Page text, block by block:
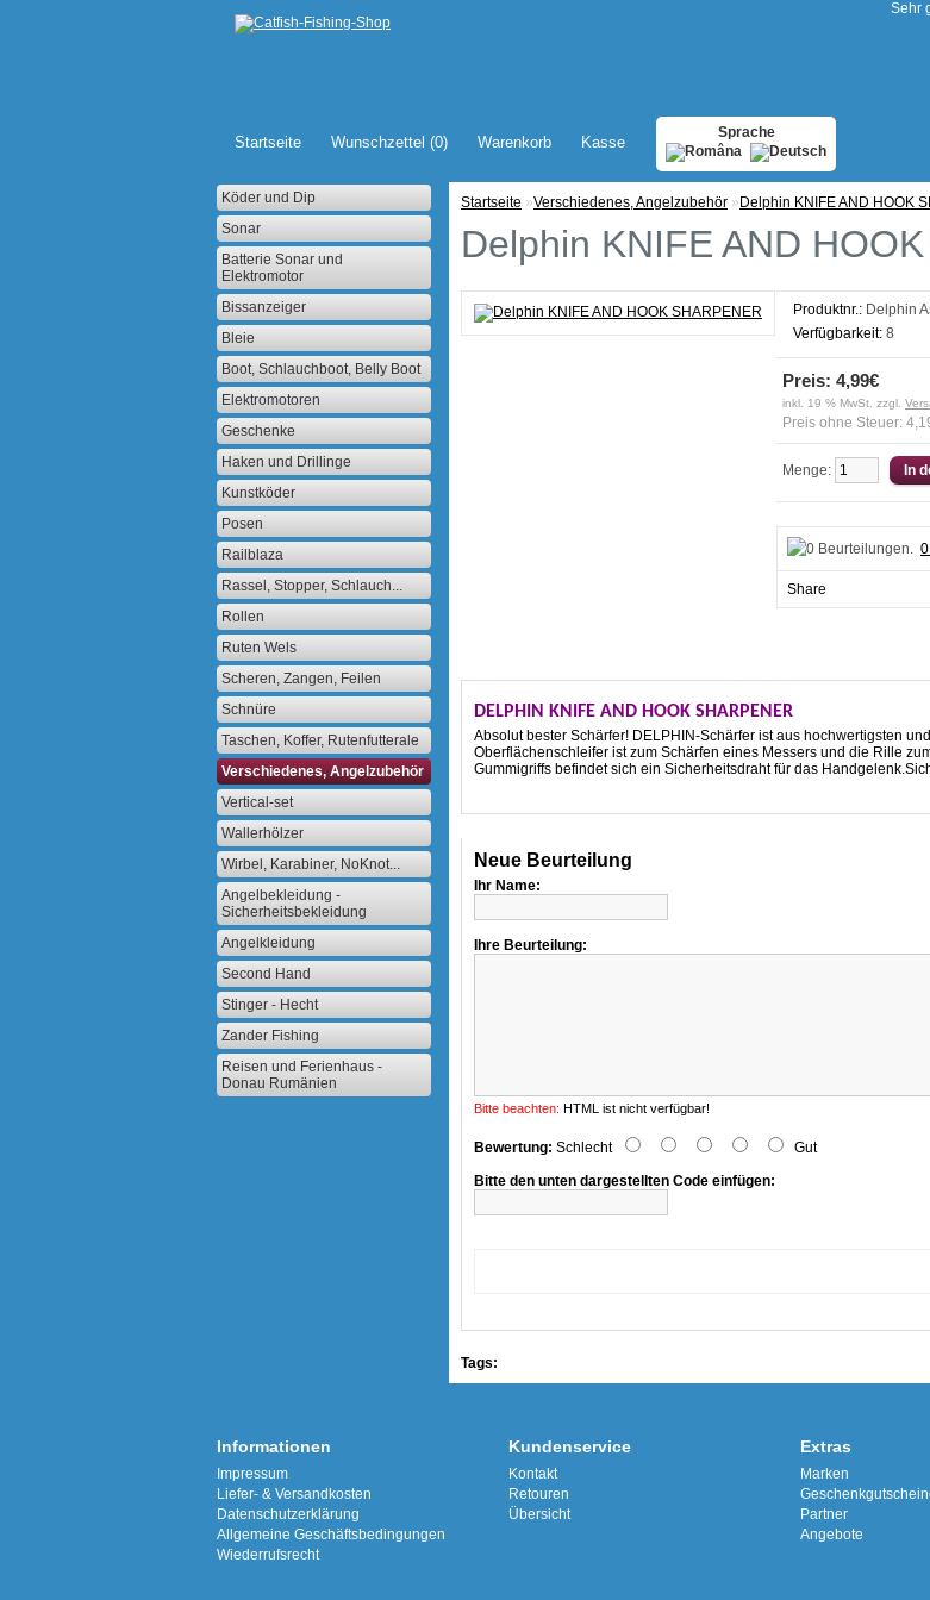
Sprache
Sehr
Startseite Wunschzettel (0) Warenkorb Kasse
Köder und Dip
Sonar
Batterie Sonar und
Elektromotor
Bissanzeiger
Bleie
Boot, Schlauchboot, Belly Boot
Elektromotoren
Geschenke
Haken und Drillinge
Kunstköder
Posen
Railblaza
Rassel, Stopper, Schlauch...
Rollen
Ruten Wels
Scheren, Zangen, Feilen
Schnüre
Taschen, Koffer, Rutenfutterale
Verschiedenes, Angelzubehör
Vertical-set
Wallerhölzer
Wirbel, Karabiner, NoKnot...
Angelbekleidung -
Sicherheitsbekleidung
Angelkleidung
Second Hand
Stinger - Hecht
Zander Fishing
Reisen und Ferienhaus -
Donau Rumänien
Startseite »Verschiedenes, Angelzubehör » Delphin KNIFE AND HOOK
Delphin KNIFE AND
Produktnr.: Delphin
Verfügbarkeit: 8
Preis: 4,99€
inkl. 19 % MwSt. zzgl.
Preis ohne Steuer:
Menge:
Share
DELPHIN KNIFE AND HOOK SHARPENER
Absolut bester Schärfer! DELPHIN-Schärfer ist aus hochwertigsten
Oberflächenschleifer ist zum Schärfen eines Messers und die Rille
Gummigriffs befindet sich ein Sicherheitsdraht für das
Neue Beurteilung
Ihr Name:
Ihre Beurteilung:
Bitte beachten: HTML ist nicht verfügbar!
Bewertung: Schlecht
Gut
Bitte den unten dargestellten Code einfügen:
Tags:
Informationen
Impressum
Liefer- & Versandkosten
Datenschutzerklärung
Allgemeine Geschäftsbedingungen
Wiederrufsrecht
Kundenservice
Kontakt
Retouren
Übersicht
Extras
Marken
Partner
Angebote